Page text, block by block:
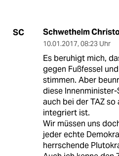
SC Schwethelm
10.01.2017, 08:23 Uhr
Es beruhigt mich,
gegen Fußfessel
stimmen. Aber
diese
auch bei der TAZ so
integriert ist.
Wir müssen uns
jeder echte
herrschende